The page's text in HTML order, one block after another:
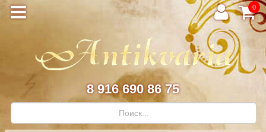
0
8 916 690 86 75